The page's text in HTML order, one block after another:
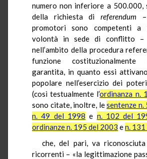
numero non inferiore a
della richiesta direferendum
promotori sono competenti a
volontà in sede di conflitto
nell’ambito della procedura
funzione
garantita, in quanto essi
popolare nell’esercizio dei
(così testualmente l’ordinanza n.
sono citate, inoltre, lesentenze
n. 49 del 1998 e n. 102 del
ordinanze n. 195 del 2003 en.
che, del pari, va
ricorrenti – «la legittimazione